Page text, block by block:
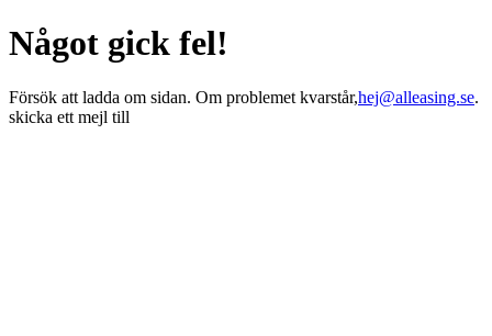
Något gick fel!
Försök att ladda om sidan. Om problemet kvarstår,hej@alleasing.se.
skicka ett mejl till